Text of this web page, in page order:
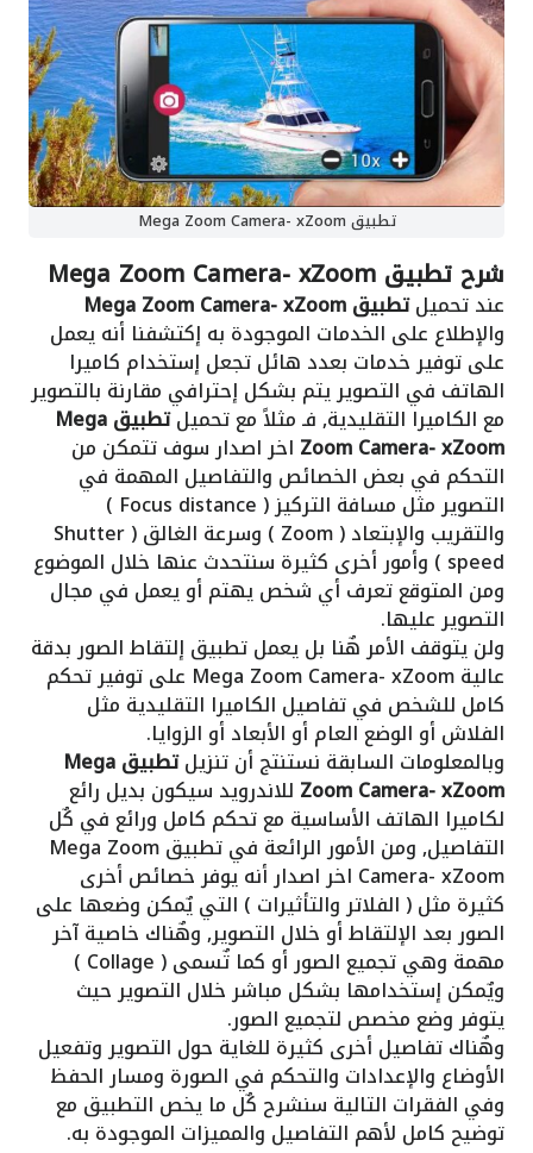
تطبيق Mega Zoom Camera- xZoom
شرح تطبيق Mega Zoom Camera- xZoom
عند تحميلتطبيق Mega Zoom Camera- xZoom
والإطلاع على الخدمات الموجودة به إكتشفنا أنه يعمل
على توفير خدمات بعدد هائل تجعل إستخدام كاميرا
الهاتف في التصوير يتم بشكل إحترافي مقارنة بالتصوير
مع الكاميرا التقليدية, فـ مثلاً مع تحميل تطبيق Mega
Zoom Camera- xZoom اخر اصدار سوف تتمكن من
التحكم في بعض الخصائص والتفاصيل المهمة في
التصوير مثل مسافة التركيز ( Focus distance )
والتقريب والإبتعاد ( Zoom ) وسرعة الغالق ( Shutter
speed ) وأمور أخرى كثيرة سنتحدث عنها خلال الموضوع
ومن المتوقع تعرف أي شخص يهتم أو يعمل في مجال
التصوير عليها.
ولن يتوقف الأمر هٌنا بل يعمل تطبيق إلتقاط الصور بدقة
عالية Mega Zoom Camera- xZoom على توفير تحكم
كامل للشخص في تفاصيل الكاميرا التقليدية مثل
الفلاش أو الوضع العام أو الأبعاد أو الزوايا.
وبالمعلومات السابقة نستنتج أن تنزيل تطبيق Mega
Zoom Camera- xZoom للاندرويد سيكون بديل رائع
لكاميرا الهاتف الأساسية مع تحكم كامل ورائع في كٌل
التفاصيل, ومن الأمور الرائعة في تطبيق Mega Zoom
Camera- xZoom اخر اصدار أنه يوفر خصائص أخرى
كثيرة مثل ( الفلاتر والتأثيرات ) التي يٌمكن وضعها على
الصور بعد الإلتقاط أو خلال التصوير, وهٌناك خاصية آخر
مهمة وهي تجميع الصور أو كما تٌسمى ( Collage )
ويٌمكن إستخدامها بشكل مباشر خلال التصوير حيث
يتوفر وضع مخصص لتجميع الصور.
وهٌناك تفاصيل أخرى كثيرة للغاية حول التصوير وتفعيل
الأوضاع والإعدادات والتحكم في الصورة ومسار الحفظ
وفي الفقرات التالية سنشرح كٌل ما يخص التطبيق مع
توضيح كامل لأهم التفاصيل والمميزات الموجودة به.